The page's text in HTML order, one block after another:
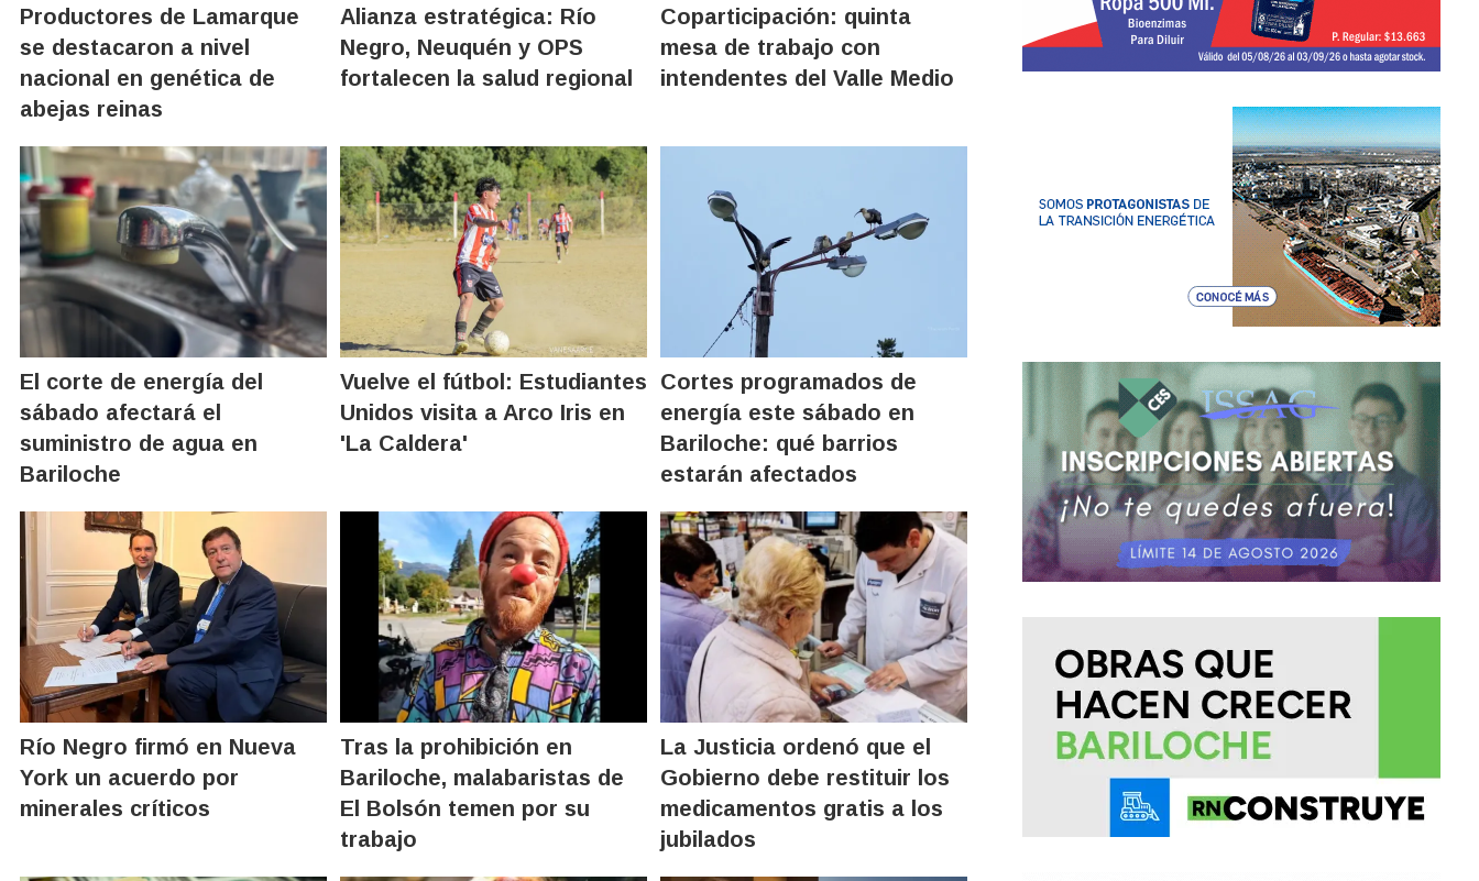
Productores de Lamarque
se destacaron a nivel
nacional en genética de
abejas reinas
Alianza estratégica: Río
Negro, Neuquén y OPS
fortalecen la salud regional
Coparticipación: quinta
mesa de trabajo con
intendentes del Valle Medio
El corte de energía del
sábado afectará el
suministro de agua en
Bariloche
Vuelve el fútbol: Estudiantes
Unidos visita a Arco Iris en
'La Caldera'
Cortes programados de
energía este sábado en
Bariloche: qué barrios
estarán afectados
Río Negro firmó en Nueva
York un acuerdo por
minerales críticos
Tras la prohibición en
Bariloche, malabaristas de
El Bolsón temen por su
trabajo
La Justicia ordenó que el
Gobierno debe restituir los
medicamentos gratis a los
jubilados